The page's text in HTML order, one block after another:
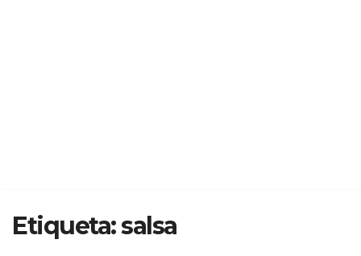
Etiqueta:salsa